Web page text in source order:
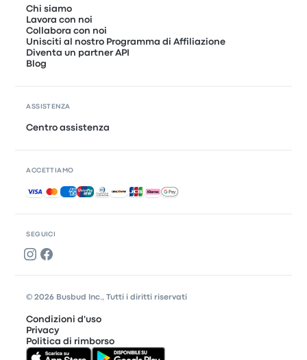
SEGUICI
Chi siamo
Lavora con noi
Collabora con noi
Unisciti al nostro Programma di Affiliazione
Diventa un partner API
Blog
ASSISTENZA
Centro assistenza
ACCETTIAMO
Pagamenti accettati
© 2026 Busbud Inc., Tutti i diritti riservati
Condizioni d'uso
Privacy
Politica di rimborso